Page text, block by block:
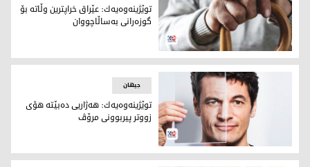
توێژینه‌وه‌یه‌ك: عێراق خراپترین وڵاته‌ بۆ گوزەرانی به‌ساڵاچووان
توێژینه‌وه‌یه‌ك: عێراق خراپترین وڵاته‌ بۆ
گوزەرانی به‌ساڵاچووان
زوو پیربوون
جیهان
توێژینەوەیەك: هەژاریی دەبێتە هۆی
زووتر پیربوونی مرۆڤ